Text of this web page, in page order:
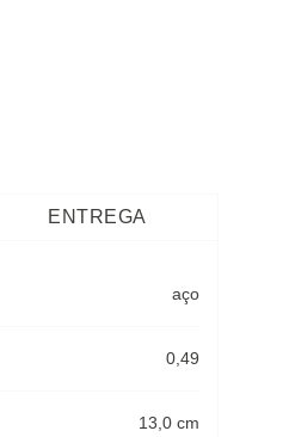
ENTREGA
aço
0,49
13,0 cm